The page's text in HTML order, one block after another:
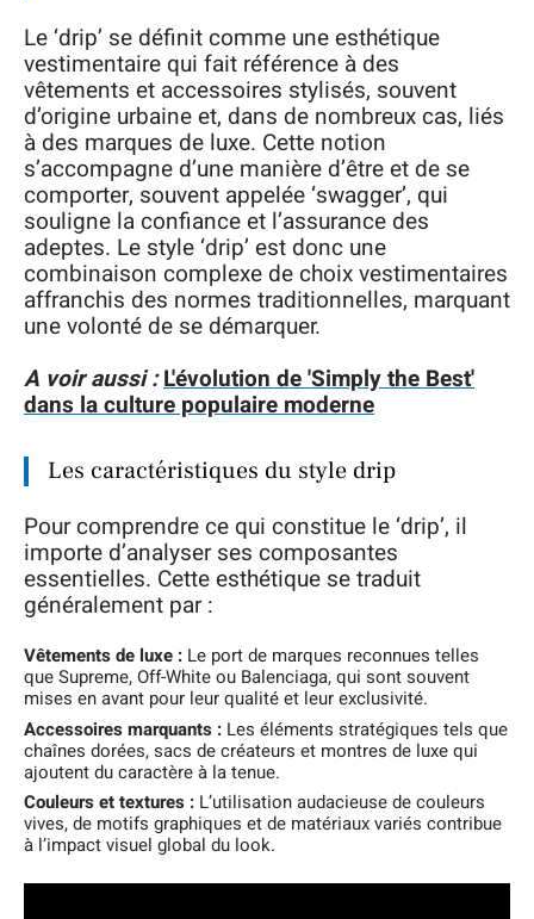
Le ‘drip’ se définit comme une esthétique
vestimentaire qui fait référence à des
vêtements et accessoires stylisés, souvent
d’origine urbaine et, dans de nombreux cas, liés
à des marques de luxe. Cette notion
s’accompagne d’une manière d’être et de se
comporter, souvent appelée ‘swagger’, qui
souligne la confiance et l’assurance des
adeptes. Le style ‘drip’ est donc une
combinaison complexe de choix vestimentaires
affranchis des normes traditionnelles, marquant
une volonté de se démarquer.
A voir aussi :L'évolution de 'Simply the Best'
dans la culture populaire moderne
Les caractéristiques du style drip
Pour comprendre ce qui constitue le ‘drip’, il
importe d’analyser ses composantes
essentielles. Cette esthétique se traduit
généralement par :
Vêtements de luxe : Le port de marques reconnues telles
que Supreme, Off-White ou Balenciaga, qui sont souvent
mises en avant pour leur qualité et leur exclusivité.
Accessoires marquants : Les éléments stratégiques tels que
chaînes dorées, sacs de créateurs et montres de luxe qui
ajoutent du caractère à la tenue.
Couleurs et textures : L’utilisation audacieuse de couleurs
vives, de motifs graphiques et de matériaux variés contribue
à l’impact visuel global du look.